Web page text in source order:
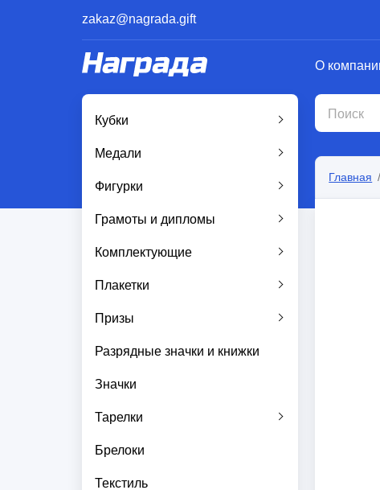
zakaz@nagrada.gift
О
Кубки
Медали
Фигурки
Грамоты и дипломы
Комплектующие
Плакетки
Призы
Разрядные значки и книжки
Значки
Тарелки
Брелоки
Текстиль
Главная